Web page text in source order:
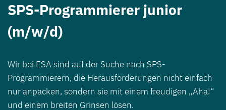
SPS-Programmierer junior
(m/w/d)
Wir bei ESA sind auf der Suche nach SPS-
Programmierern, die Herausforderungen nicht einfach
nur anpacken, sondern sie mit einem freudigen „Aha!“
und einem breiten Grinsen lösen.